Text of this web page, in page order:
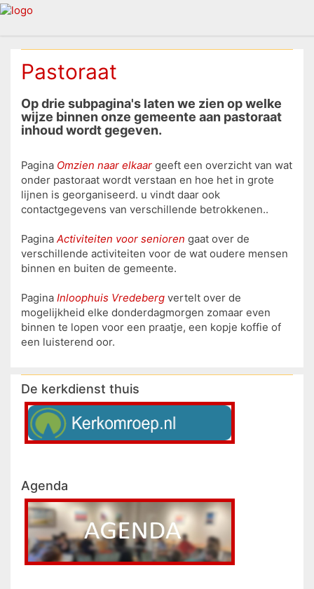
Pastoraat
Op drie subpagina's laten we zien op welke
wijze binnen onze gemeente aan pastoraat
inhoud wordt gegeven.
Pagina Omzien naar elkaar geeft een overzicht van wat
onder pastoraat wordt verstaan en hoe het in grote
lijnen is georganiseerd. u vindt daar ook
contactgegevens van verschillende betrokkenen..
Pagina Activiteiten voor senioren gaat over de
verschillende activiteiten voor de wat oudere mensen
binnen en buiten de gemeente.
Pagina Inloophuis Vredeberg vertelt over de
mogelijkheid elke donderdagmorgen zomaar even
binnen te lopen voor een praatje, een kopje koffie of
een luisterend oor.
De kerkdienst thuis
Agenda